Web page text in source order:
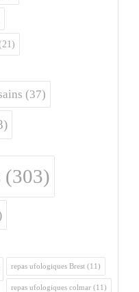
(37)
(303)
repas ufologiques Brest (11)
repas ufologiques colmar (11)